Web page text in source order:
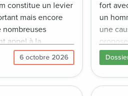
constitue un levier
mais encore
nombreuses
appel à la
France
à ses membres
à ce sujet, afin
les attentes des
6 octobre 2026
fort
un
une
outils